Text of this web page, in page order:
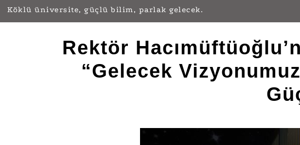
Köklü üniversite, güçlü bilim, parlak gelecek.
Rektör
“Gelecek